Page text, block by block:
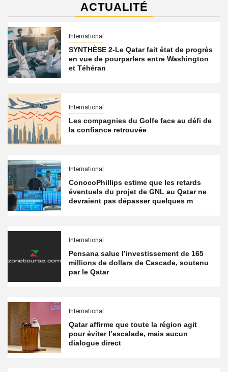
ACTUALITÉ
International
SYNTHÈSE 2-Le Qatar fait état de progrès
en vue de pourparlers entre Washington
et Téhéran
International
Les compagnies du Golfe face au défi de
la confiance retrouvée
International
ConocoPhillips estime que les retards
éventuels du projet de GNL au Qatar ne
devraient pas dépasser quelques m
International
Pensana salue l’investissement de 165
millions de dollars de Cascade, soutenu
par le Qatar
International
Qatar affirme que toute la région agit
pour éviter l’escalade, mais aucun
dialogue direct